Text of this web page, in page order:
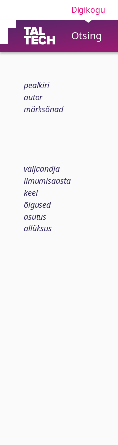
Digikogu
Otsing
pealkiri
autor
märksõnad
väljaandja
ilmumisaasta
keel
õigused
asutus
allüksus